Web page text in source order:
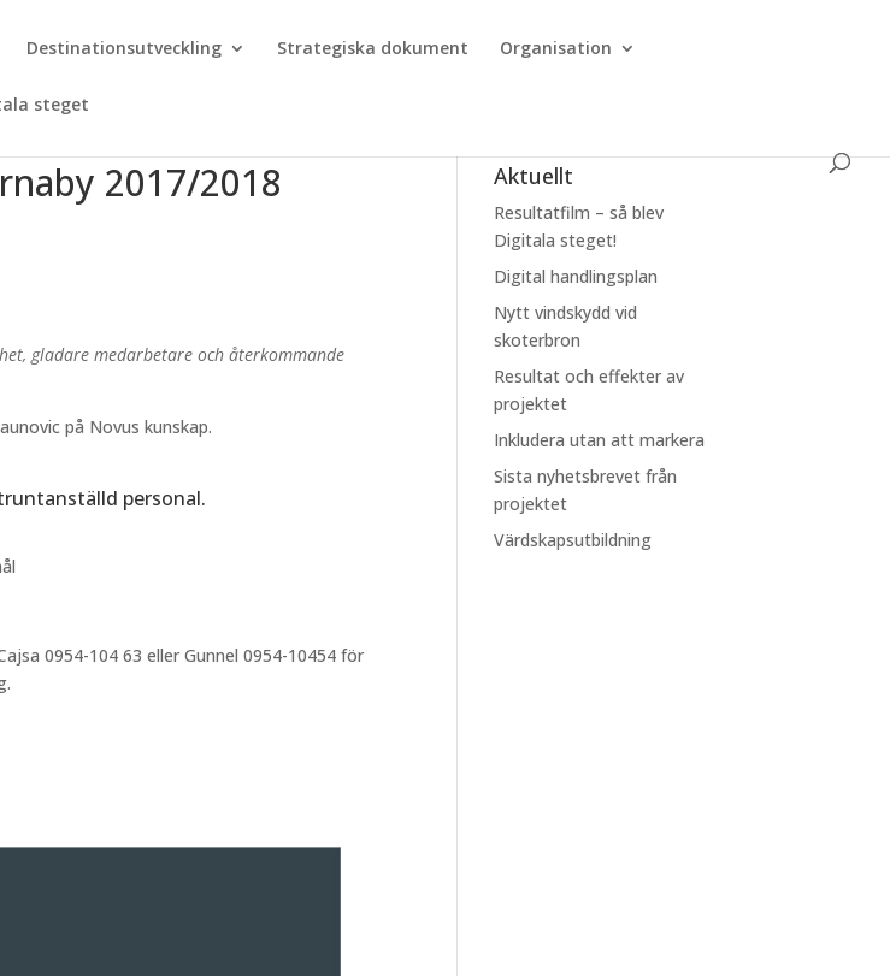
Destinationsutveckling Strategiska dokument Organisation
steget
2017/2018
gladare medarbetare och återkommande
på Novus kunskap.
personal.
0954-104 63 eller Gunnel 0954-10454 för
Aktuellt
Resultatfilm – så blev
Digitala steget!
Digital handlingsplan
Nytt vindskydd vid
skoterbron
Resultat och effekter av
projektet
Inkludera utan att markera
Sista nyhetsbrevet från
projektet
Värdskapsutbildning